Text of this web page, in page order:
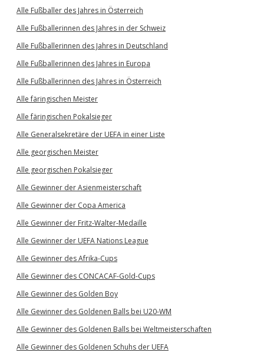
Alle Fußballer des Jahres in Österreich
Alle Fußballerinnen des Jahres in der Schweiz
Alle Fußballerinnen des Jahres in Deutschland
Alle Fußballerinnen des Jahres in Europa
Alle Fußballerinnen des Jahres in Österreich
Alle färingischen Meister
Alle färingischen Pokalsieger
Alle Generalsekretäre der UEFA in einer Liste
Alle georgischen Meister
Alle georgischen Pokalsieger
Alle Gewinner der Asienmeisterschaft
Alle Gewinner der Copa America
Alle Gewinner der Fritz-Walter-Medaille
Alle Gewinner der UEFA Nations League
Alle Gewinner des Afrika-Cups
Alle Gewinner des CONCACAF-Gold-Cups
Alle Gewinner des Golden Boy
Alle Gewinner des Goldenen Balls bei U20-WM
Alle Gewinner des Goldenen Balls bei Weltmeisterschaften
Alle Gewinner des Goldenen Schuhs der UEFA